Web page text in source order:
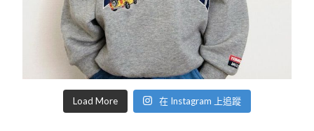
Load More 在 Instagram 上追蹤